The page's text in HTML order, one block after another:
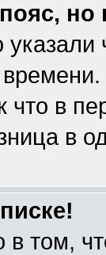
в
в
в том,